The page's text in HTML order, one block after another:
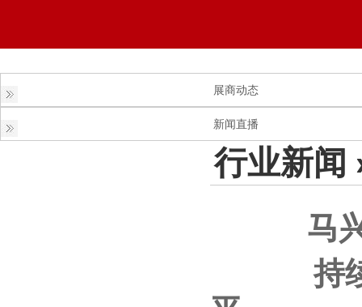
展商动态
新闻直播
行业新闻
马兴瑞
持续提